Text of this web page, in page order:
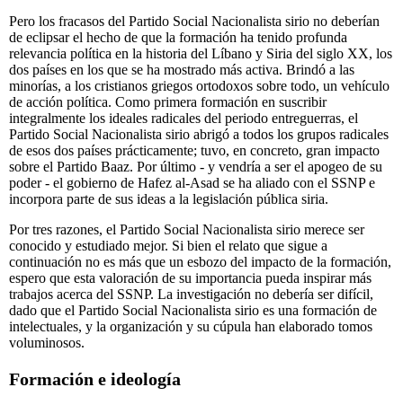
Pero los fracasos del Partido Social Nacionalista sirio no deberían
de eclipsar el hecho de que la formación ha tenido profunda
relevancia política en la historia del Líbano y Siria del siglo XX, los
dos países en los que se ha mostrado más activa. Brindó a las
minorías, a los cristianos griegos ortodoxos sobre todo, un vehículo
de acción política. Como primera formación en suscribir
integralmente los ideales radicales del periodo entreguerras, el
Partido Social Nacionalista sirio abrigó a todos los grupos radicales
de esos dos países prácticamente; tuvo, en concreto, gran impacto
sobre el Partido Baaz. Por último - y vendría a ser el apogeo de su
poder - el gobierno de Hafez al-Asad se ha aliado con el SSNP e
incorpora parte de sus ideas a la legislación pública siria.
Por tres razones, el Partido Social Nacionalista sirio merece ser
conocido y estudiado mejor. Si bien el relato que sigue a
continuación no es más que un esbozo del impacto de la formación,
espero que esta valoración de su importancia pueda inspirar más
trabajos acerca del SSNP. La investigación no debería ser difícil,
dado que el Partido Social Nacionalista sirio es una formación de
intelectuales, y la organización y su cúpula han elaborado tomos
voluminosos.
Formación e ideología